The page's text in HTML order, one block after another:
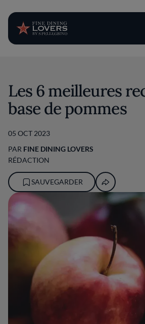
Les 6 meilleures
base de pommes
05 OCT 2023
PAR FINE DINING LOVERS
RÉDACTION
SAUVEGARDER